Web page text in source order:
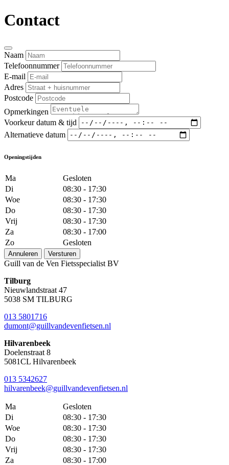
Contact
Naam
Telefoonnummer
E-mail
Adres
Postcode
Opmerkingen
Voorkeur datum & tijd
Alternatieve datum
Openingstijden
Ma
Gesloten
Di
08:30 - 17:30
Woe
08:30 - 17:30
Do
08:30 - 17:30
Vrij
08:30 - 17:30
Za
08:30 - 17:00
Zo
Gesloten
Annuleren Versturen
Guill van de Ven Fietsspecialist BV
Tilburg
Nieuwlandstraat 47
5038 SM TILBURG
013 5801716
dumont@guillvandevenfietsen.nl
Hilvarenbeek
Doelenstraat 8
5081CL Hilvarenbeek
013 5342627
hilvarenbeek@guillvandevenfietsen.nl
Ma
Gesloten
Di
08:30 - 17:30
Woe
08:30 - 17:30
Do
08:30 - 17:30
Vrij
08:30 - 17:30
Za
08:30 - 17:00